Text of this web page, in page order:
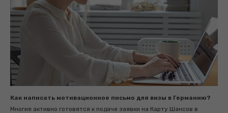
Как написать мотивационное письмо для визы в Германию?
Многие активно готовятся к подаче заявки на Карту Шансов в